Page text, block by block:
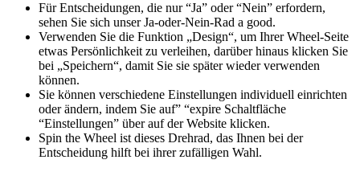
Für Entscheidungen, die nur “Ja” oder “Nein” erfordern,
sehen Sie sich unser Ja-oder-Nein-Rad a good.
Verwenden Sie die Funktion „Design“, um Ihrer Wheel-Seite
etwas Persönlichkeit zu verleihen, darüber hinaus klicken Sie
bei „Speichern“, damit Sie sie später wieder verwenden
können.
Sie können verschiedene Einstellungen individuell einrichten
oder ändern, indem Sie auf” “expire Schaltfläche
“Einstellungen” über auf der Website klicken.
Spin the Wheel ist dieses Drehrad, das Ihnen bei der
Entscheidung hilft bei ihrer zufälligen Wahl.